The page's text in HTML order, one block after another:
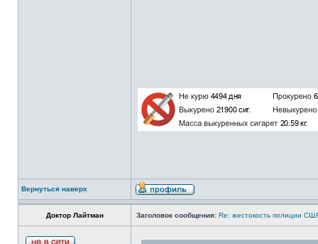
Вернуться наверх
Доктор Лайтман Заголовок сообщения: Re: жестокость полиции